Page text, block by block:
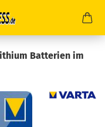
Batterien im